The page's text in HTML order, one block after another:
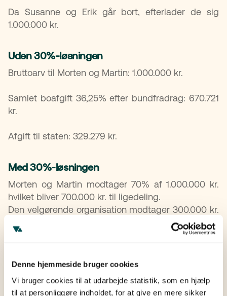
Denne hjemmeside bruger cookies
Vi bruger cookies til at udarbejde statistik, som en hjælp
til at personliggøre indholdet, for at give en mere sikker
Da Susanne og Erik går bort, efterlader de sig
1.000.000 kr.
Uden 30%-løsningen
Bruttoarv til Morten og Martin: 1.000.000 kr.
Samlet boafgift 36,25% efter bundfradrag: 670.721
kr.
Afgift til staten: 329.279 kr.
Med 30%-løsningen
Morten og Martin modtager 70% af 1.000.000 kr.
hvilket bliver 700.000 kr. til ligedeling.
Den velgørende organisation modtager 300.000 kr.
hvoraf de skal betale en andel af disse til Morten
og Martins boafgift. Det giver organisationen en
Fordele og ulemper ved 30-
procentsløsningen